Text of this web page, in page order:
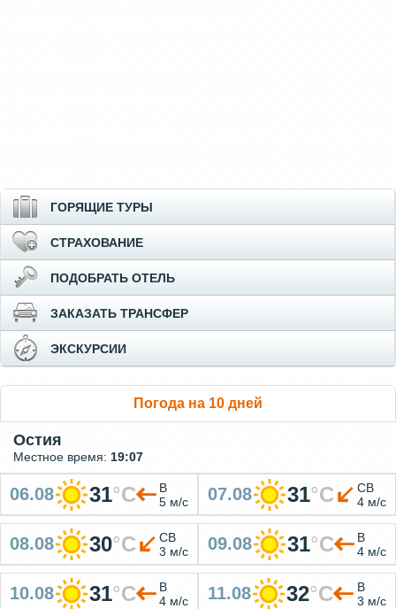
ГОРЯЩИЕ ТУРЫ
СТРАХОВАНИЕ
ПОДОБРАТЬ ОТЕЛЬ
ЗАКАЗАТЬ ТРАНСФЕР
ЭКСКУРСИИ
Погода на 10 дней
Остия
Местное время: 19:07
06.08 31°C
В
5 м/с
07.08 31°C
СВ
4 м/с
08.08 30°C
СВ
3 м/с
09.08 31°C
В
4 м/с
10.08 31°C
В
4 м/с
11.08 32°C
В
3 м/с